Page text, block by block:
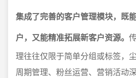
集成了完善的客户管理模块，既
户，又能精准拓展新客户资源。
理往往仅限于简单分组或标签，
周期管理、粉丝运营、营销活动深